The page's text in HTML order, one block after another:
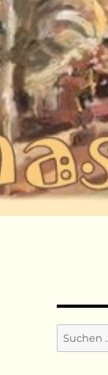
Suchen
nach: